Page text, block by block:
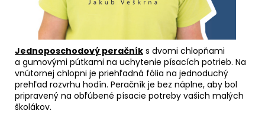
Jednoposchodový peračník s dvomi chlopňami
a gumovými pútkami na uchytenie písacích potrieb. Na
vnútornej chlopni je priehľadná fólia na jednoduchý
prehľad rozvrhu hodín. Peračník je bez náplne, aby bol
pripravený na obľúbené písacie potreby vašich malých
školákov.